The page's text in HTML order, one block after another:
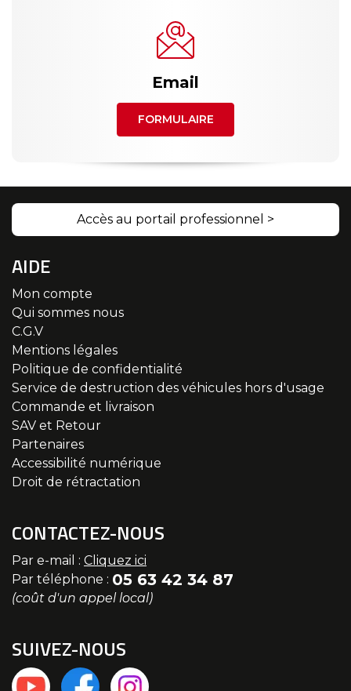
Email
FORMULAIRE
Accès au portail professionnel >
AIDE
Mon compte
Qui sommes nous
C.G.V
Mentions légales
Politique de confidentialité
Service de destruction des véhicules hors d'usage
Commande et livraison
SAV et Retour
Partenaires
Accessibilité numérique
Droit de rétractation
CONTACTEZ-NOUS
Par e-mail : Cliquez ici
Par téléphone : 05 63 42 34 87
(coût d'un appel local)
SUIVEZ-NOUS